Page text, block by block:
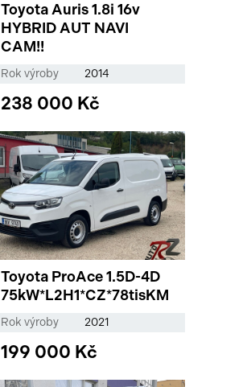
Toyota Auris 1.8i 16v
HYBRID AUT NAVI
CAM!!
Rok výroby 2014
238 000 Kč
Toyota ProAce 1.5D-4D
75kW*L2H1*CZ*78tisKM
Rok výroby 2021
199 000 Kč